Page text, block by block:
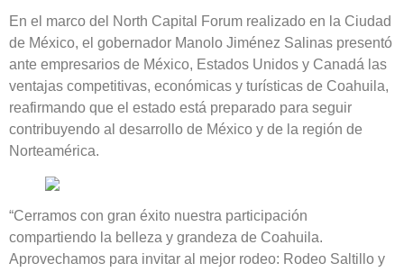
En el marco del North Capital Forum realizado en la Ciudad
de México, el gobernador Manolo Jiménez Salinas presentó
ante empresarios de México, Estados Unidos y Canadá las
ventajas competitivas, económicas y turísticas de Coahuila,
reafirmando que el estado está preparado para seguir
contribuyendo al desarrollo de México y de la región de
Norteamérica.
“Cerramos con gran éxito nuestra participación
compartiendo la belleza y grandeza de Coahuila.
Aprovechamos para invitar al mejor rodeo: Rodeo Saltillo y